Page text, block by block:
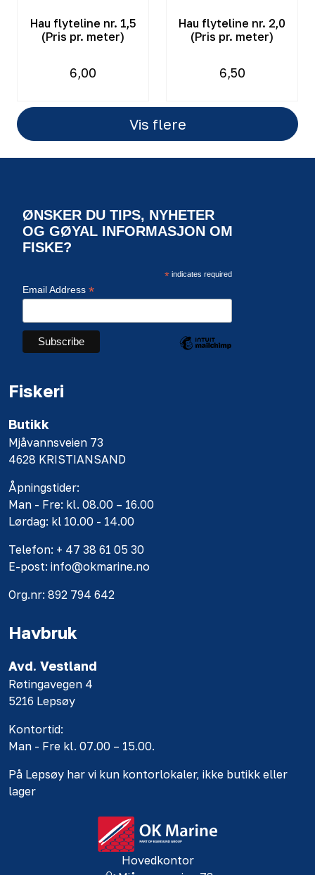
Hau flyteline nr. 1,5
(Pris pr. meter)
6,00
Hau flyteline nr. 2,0
(Pris pr. meter)
6,50
Vis flere
ØNSKER DU TIPS, NYHETER
OG GØYAL INFORMASJON OM
FISKE?
*indicates required
Email Address *
Fiskeri
Butikk
Mjåvannsveien 73
4628 KRISTIANSAND
Åpningstider:
Man - Fre: kl. 08.00 – 16.00
Lørdag: kl 10.00 - 14.00
Telefon: + 47 38 61 05 30
E-post: info@okmarine.no
Org.nr: 892 794 642
Havbruk
Avd. Vestland
Røtingavegen 4
5216 Lepsøy
Kontortid:
Man - Fre kl. 07.00 – 15.00.
På Lepsøy har vi kun kontorlokaler, ikke butikk eller
lager
Hovedkontor